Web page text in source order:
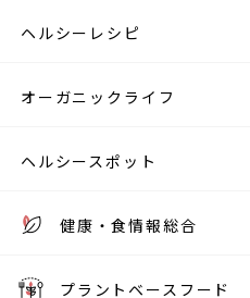
ヘルシーレシピ
オーガニックライフ
ヘルシースポット
健康・食情報総合
プラントベースフード